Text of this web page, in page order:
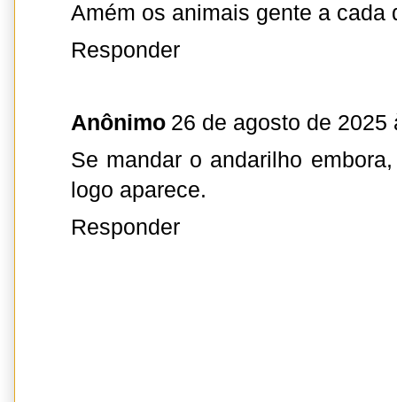
Amém os animais gente a cada
Responder
Anônimo 26 de agosto de 2025
Se mandar o andarilho
logo aparece.
Responder